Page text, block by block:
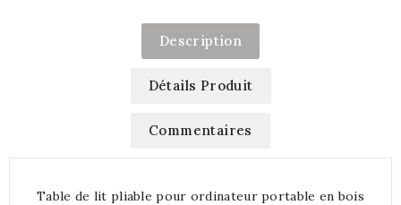
Description
Détails Produit
Commentaires
Table de lit pliable pour ordinateur portable en bois